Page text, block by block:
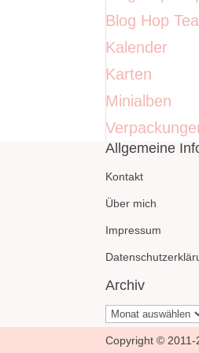
Blog Hop
Kalender
Karten
Minialben
Allgemeine
Kontakt
Über mich
Impressum
Archiv
Archiv
Copyright © 2011-